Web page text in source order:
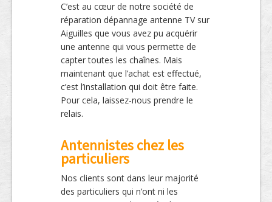
C’est au cœur de notre société de
réparation dépannage antenne TV sur
Aiguilles que vous avez pu acquérir
une antenne qui vous permette de
capter toutes les chaînes. Mais
maintenant que l’achat est effectué,
c’est l’installation qui doit être faite.
Pour cela, laissez-nous prendre le
relais.
Antennistes chez les
particuliers
Nos clients sont dans leur majorité
des particuliers qui n’ont ni les